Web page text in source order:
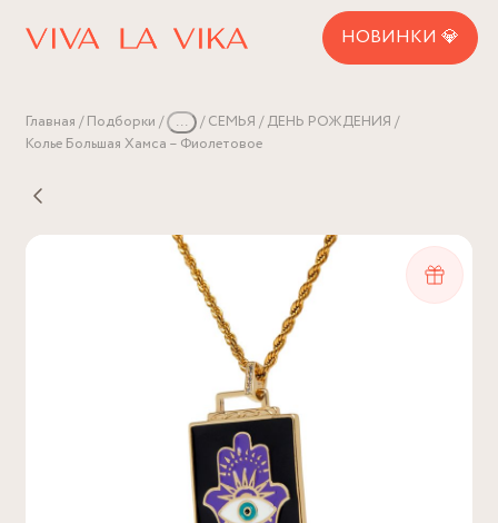
НОВИНКИ 💎
Главная Подборки ... СЕМЬЯ
ДЕНЬ РОЖДЕНИЯ
Колье Большая Хамса – Фиолетовое